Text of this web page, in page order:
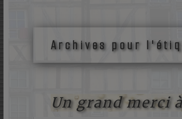
Archives pour
Un grand merci